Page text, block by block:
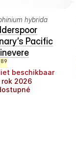
hybrida
Pacific
89
beschikbaar
rok 2026